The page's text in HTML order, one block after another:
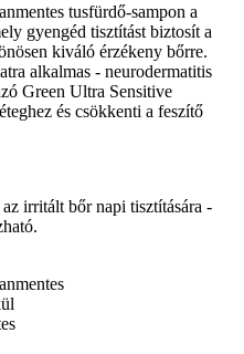
tusfürdő-sampon a
gyengéd tisztítást biztosít a
kiváló érzékeny bőrre.
alkalmas - neurodermatitis
Green Ultra Sensitive
és csökkenti a feszítő
irritált bőr napi tisztítására -